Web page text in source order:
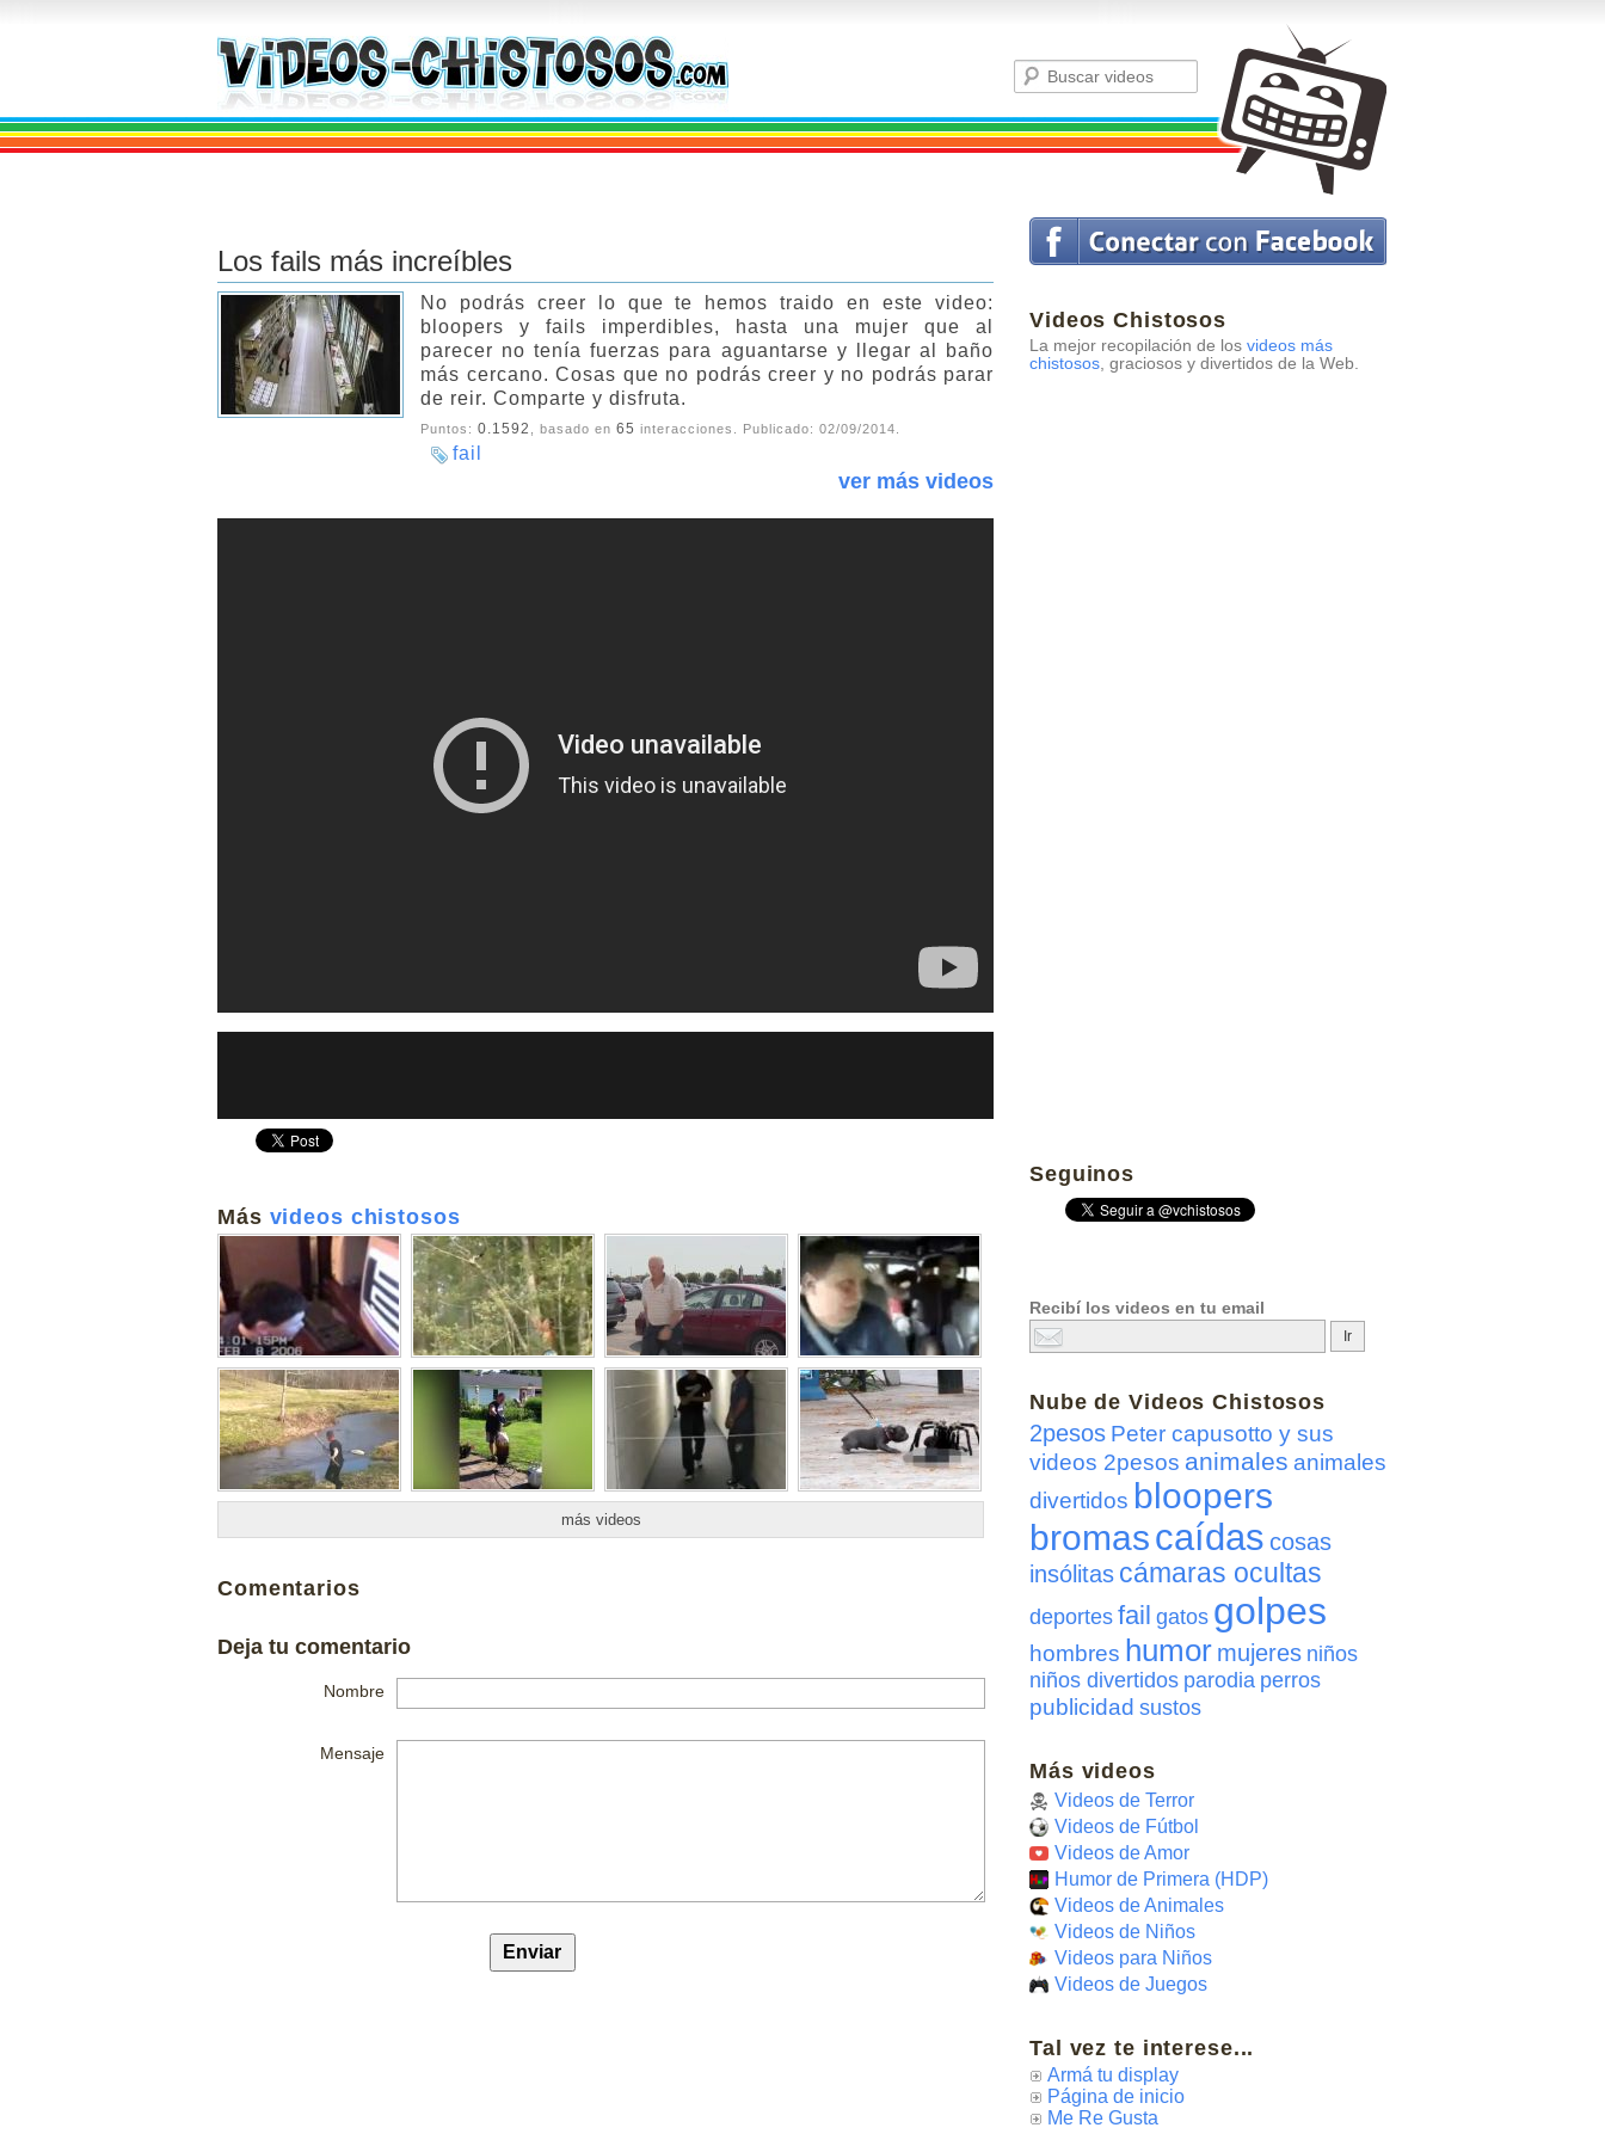
Videos Chistosos
La mejor recopilación de los videos más
chistosos, graciosos y divertidos de la Web.
Los fails más increíbles
No podrás creer lo que te hemos traido en este video:
bloopers y fails imperdibles, hasta una mujer que al
parecer no tenía fuerzas para aguantarse y llegar al baño
más cercano. Cosas que no podrás creer y no podrás parar
de reir. Comparte y disfruta.
Puntos: 0.1592 , basado en 65 interacciones. Publicado: 02/09/2014
fail
ver más videos
Más videos chistosos
más videos
Comentarios
Deja tu comentario
Nombre
Mensaje
Seguinos
Recibí los videos en tu email
Nube deVideos Chistosos
2pesos Peter capusotto y sus
videos 2pesos animales animales
divertidos bloopers
bromascaídas cosas
insólitas cámaras ocultas
deportes fail gatos golpes
hombres humor mujeres niños
niños divertidos parodia perros
publicidad sustos
Más videos
Videos de Terror
Videos de Fútbol
Videos de Amor
Humor de Primera (HDP)
Videos de Animales
Videos de Niños
Videos para Niños
Videos de Juegos
Tal vez te interese...
Armá tu display
Página de inicio
Me Re Gusta